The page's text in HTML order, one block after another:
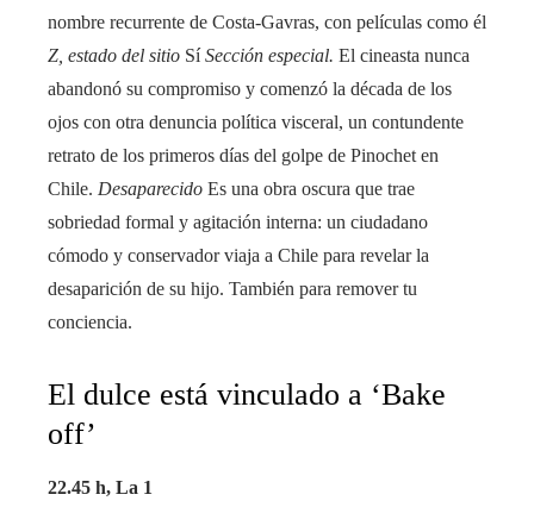
nombre recurrente de Costa-Gavras, con películas como él
Z, estado del sitio SíSección especial. El cineasta nunca
abandonó su compromiso y comenzó la década de los
ojos con otra denuncia política visceral, un contundente
retrato de los primeros días del golpe de Pinochet en
Chile. Desaparecido Es una obra oscura que trae
sobriedad formal y agitación interna: un ciudadano
cómodo y conservador viaja a Chile para revelar la
desaparición de su hijo. También para remover tu
conciencia.
El dulce está vinculado a ‘Bake
off’
22.45 h, La 1